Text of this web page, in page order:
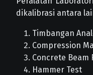
dikalibrasi antara
Timbangan
Compression
Concrete Beam
Hammer Test